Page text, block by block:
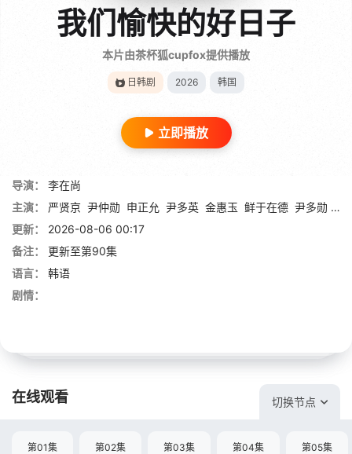
我们愉快的好日子
本片由茶杯狐cupfox提供播放
日韩剧 2026 韩国
立即播放
导演：
李在尚
主演：
严贤京 尹仲勋 申正允 尹多英 金惠玉 鲜于在德 尹多勋 文
更新：
2026-08-06 00:17
备注：
更新至第90集
语言：
韩语
剧情：
在线观看 切换节点
第01集 第02集 第03集 第04集 第05集